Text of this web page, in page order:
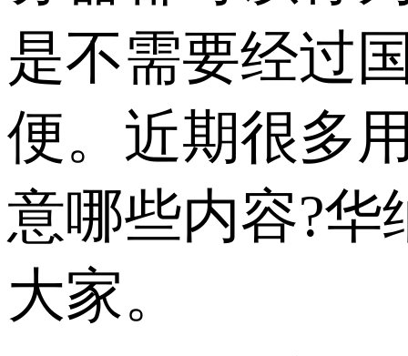
是不需要经过
便。近期很多
意哪些内容?
大家。